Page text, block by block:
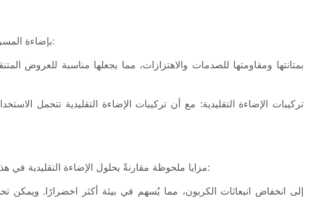
تُعد المتانة ومتطلبات الصيانة من العوامل الأساسية عند مقارنة مصابيح LED بإضاءة المسرح التقليدية. يُرجى مراعاة النقاط التالية:
مع تزايد التركيز على الاستدامة، يُعدّ التأثير البيئي لإضاءة المسرح أمرًا بالغ الأهمية. تُوفّر أشرطة إضاءة LED مزايا ملحوظة مقارنةً بحلول الإضاءة التقليدية في هذا الجانب: